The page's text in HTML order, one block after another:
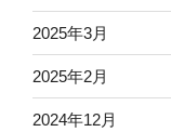
2025年3月
2025年2月
2024年12月